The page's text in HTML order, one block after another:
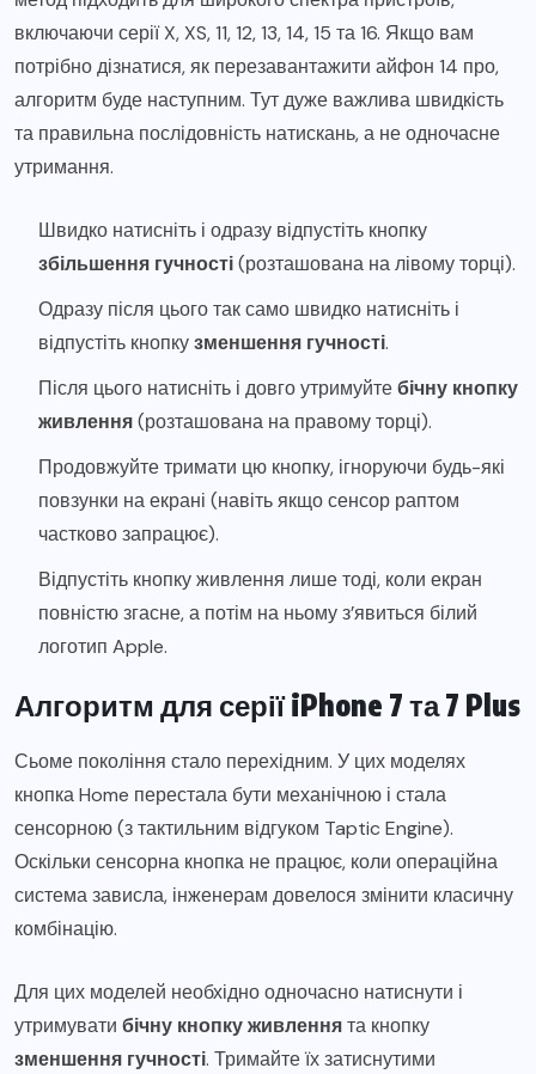
включаючи серії X, XS, 11, 12, 13, 14, 15 та 16. Якщо вам
потрібно дізнатися, як перезавантажити айфон 14 про,
алгоритм буде наступним. Тут дуже важлива швидкість
та правильна послідовність натискань, а не одночасне
утримання.
Швидко натисніть і одразу відпустіть кнопку
збільшення гучності(розташована на лівому торці).
Одразу після цього так само швидко натисніть і
відпустіть кнопкузменшення гучності.
Після цього натисніть і довго утримуйтебічну кнопку
живлення(розташована на правому торці).
Продовжуйте тримати цю кнопку, ігноруючи будь-які
повзунки на екрані (навіть якщо сенсор раптом
частково запрацює).
Відпустіть кнопку живлення лише тоді, коли екран
повністю згасне, а потім на ньому з’явиться білий
логотип Apple.
Алгоритм для серії iPhone 7 та 7 Plus
Сьоме покоління стало перехідним. У цих моделях
кнопка Home перестала бути механічною і стала
сенсорною (з тактильним відгуком Taptic Engine).
Оскільки сенсорна кнопка не працює, коли операційна
система зависла, інженерам довелося змінити класичну
комбінацію.
Для цих моделей необхідно одночасно натиснути і
утримувати бічну кнопку живленнята кнопку
зменшення гучності. Тримайте їх затиснутими